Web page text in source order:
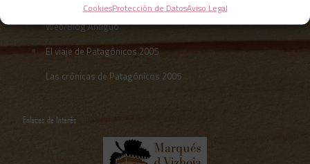
CookiesProtección de DatosAviso Legal
Web/Blog Antiguo
El viaje de Patagónicos 2005
Las crónicas de Patagónicos 2005
Enlaces de Interés